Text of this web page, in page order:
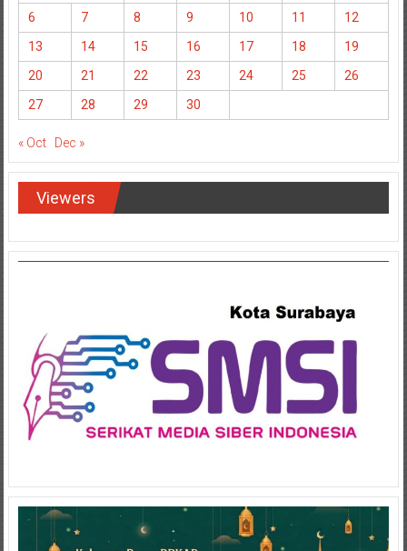
6 7 8 9 10 11
12
13
14 15 16 17 18
19
20
21 22 23 24 25
26
27
28 29 30
« Oct Dec »
Viewers